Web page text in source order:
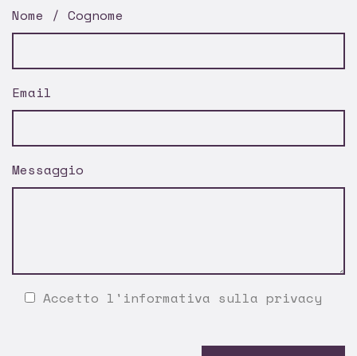
Nome / Cognome
Email
Messaggio
Accetto l' informativa sulla privacy